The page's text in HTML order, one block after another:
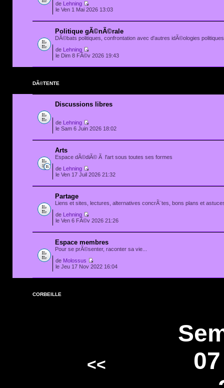
de
Lehning
le Ven 1 Mai 2026 13:03
Politique gÃ©nÃ©rale
DÃ©bats politiques, confrontation avec d'autres idÃ©ologies
de
Lehning
le Dim 8 FÃ©v 2026 19:43
DÃ©TENTE
Discussions libres
de
Lehning
le Sam 6 Juin 2026 18:02
Arts
Espace dÃ©diÃ© Ã l'art sous toutes ses formes
de
Lehning
le Ven 17 Juil 2026 21:32
Partage
Liens et sites, lectures, alternatives concrÃ¨tes, bons plans et
de
Lehning
le Ven 6 FÃ©v 2026 21:26
Espace membres
Pour se prÃ©senter, raconter sa vie...
de Molossus
le Jeu 17 Nov 2022 16:04
CORBEILLE
<<